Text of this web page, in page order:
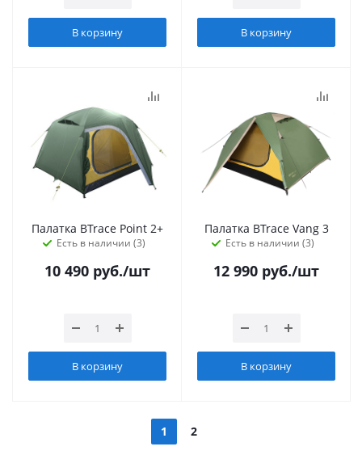
В корзину В корзину
Палатка BTrace Point 2+
Есть в наличии (3)
10 490 руб./шт
В корзину
Палатка BTrace Vang 3
Есть в наличии (3)
12 990 руб./шт
В корзину
1 2